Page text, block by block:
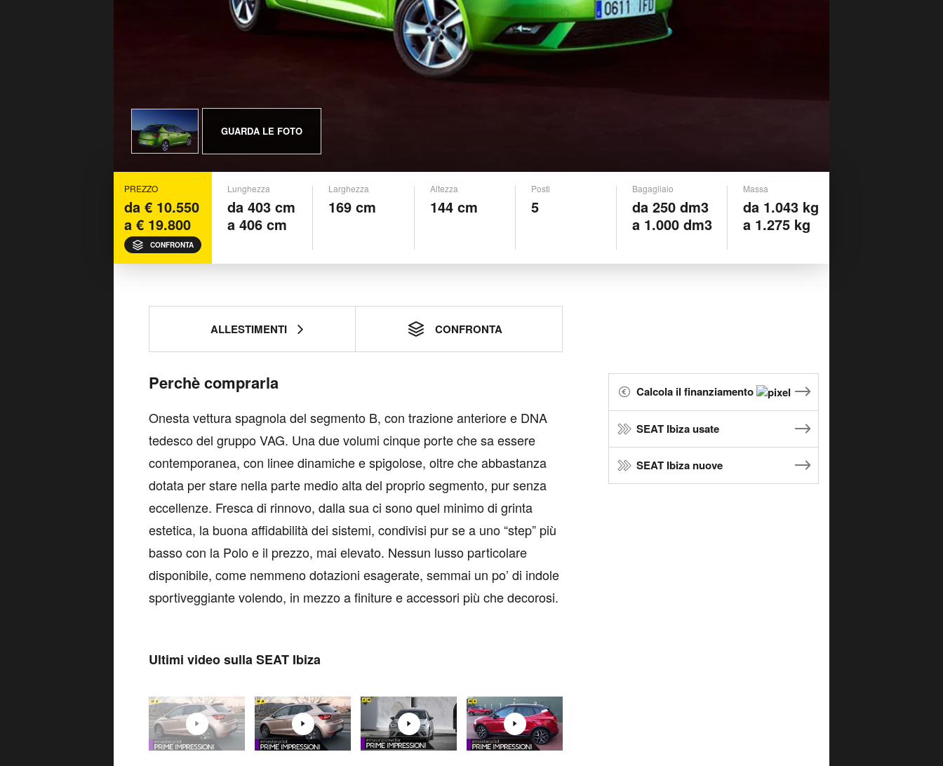
GUARDA LE FOTO
PREZZO
da € 10.550
a € 19.800
CONFRONTA
Lunghezza
da 403 cm
a 406 cm
Larghezza
169 cm
Altezza
144 cm
Posti
5
Bagagliaio
da 250 dm3
a 1.000 dm3
Massa
da 1.043 kg
a 1.275 kg
ALLESTIMENTI CONFRONTA
Perchè comprarla
Onesta vettura spagnola del segmento B, con trazione anteriore e DNA
tedesco del gruppo VAG. Una due volumi cinque porte che sa essere
contemporanea, con linee dinamiche e spigolose, oltre che abbastanza
dotata per stare nella parte medio alta del proprio segmento, pur senza
eccellenze. Fresca di rinnovo, dalla sua ci sono quel minimo di grinta
estetica, la buona affidabilità dei sistemi, condivisi pur se a uno “step” più
basso con la Polo e il prezzo, mai elevato. Nessun lusso particolare
disponibile, come nemmeno dotazioni esagerate, semmai un po’ di indole
sportiveggiante volendo, in mezzo a finiture e accessori più che decorosi.
Ultimi video sulla SEAT Ibiza
Calcola il finanziamento
SEAT Ibiza usate
SEAT Ibiza nuove